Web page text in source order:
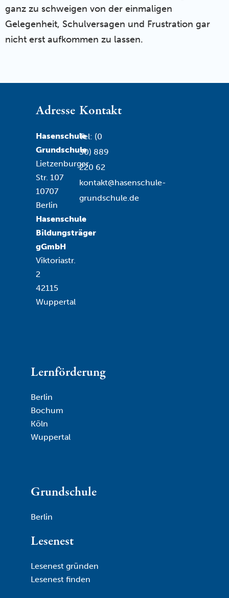
ganz zu schweigen von der einmaligen
Gelegenheit, Schulversagen und Frustration gar
nicht erst aufkommen zu lassen.
Adresse
Hasenschule
Grundschule
Lietzenburger
Str. 107
10707
Berlin
Hasenschule
Bildungsträger
gGmbH
Viktoriastr.
2
42115
Wuppertal
Kontakt
Tel: (0
30) 889
220 62
kontakt@hasenschule-
grundschule.de
Lernförderung
Berlin
Bochum
Köln
Wuppertal
Grundschule
Berlin
Lesenest
Lesenest gründen
Lesenest finden